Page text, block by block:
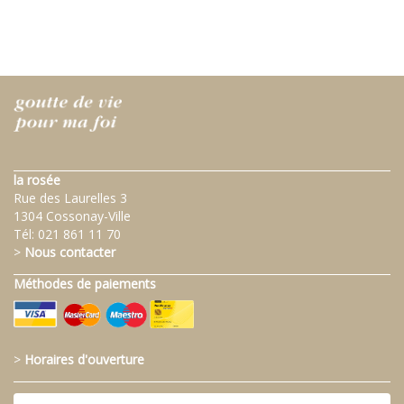
la rosée
Rue des Laurelles 3
1304 Cossonay-Ville
Tél: 021 861 11 70
> Nous contacter
Méthodes de paiements
> Horaires d'ouverture